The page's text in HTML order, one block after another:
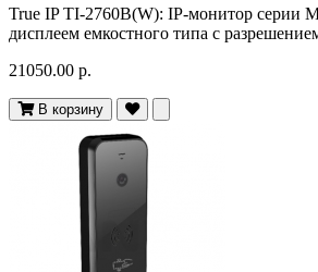
True IP TI-2760B(W): IP-монитор серии
дисплеем емкостного типа с
21050.00 р.
В корзину